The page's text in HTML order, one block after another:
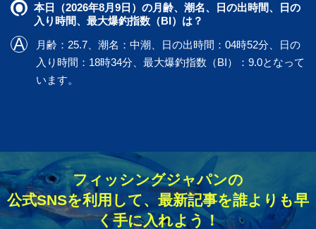
本日（2026年8月9日）の月齢、潮名、日の出時間、日の
入り時間、最大爆釣指数（BI）は？
月齢：25.7、潮名：中潮、日の出時間：04時52分、日の
入り時間：18時34分、最大爆釣指数（BI）：9.0となって
います。
フィッシングジャパンの
公式SNSを利用して、最新記事を誰よりも早
く手に入れよう！